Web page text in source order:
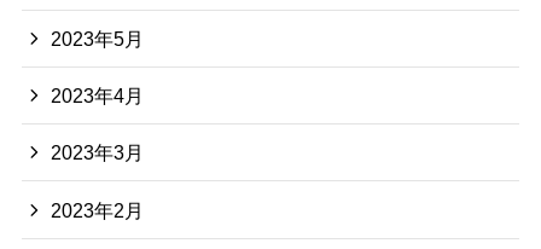
2023年5月
2023年4月
2023年3月
2023年2月